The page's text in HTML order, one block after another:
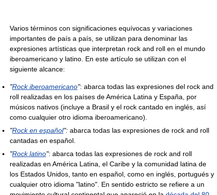
Varios términos con significaciones equívocas y variaciones
importantes de país a país, se utilizan para denominar las
expresiones artísticas que interpretan rock and roll en el mundo
iberoamericano y latino. En este artículo se utilizan con el
siguiente alcance:
"Rock iberoamericano": abarca todas las expresiones del rock and
roll realizadas en los países de América Latina y España, por
músicos nativos (incluye a Brasil y el rock cantado en inglés, así
como cualquier otro idioma iberoamericano).
"Rock en español": abarca todas las expresiones de rock and roll
cantadas en español.
"Rock latino": abarca todas las expresiones de rock and roll
realizadas en América Latina, el Caribe y la comunidad latina de
los Estados Unidos, tanto en español, como en inglés, portugués y
cualquier otro idioma "latino". En sentido estricto se refiere a un